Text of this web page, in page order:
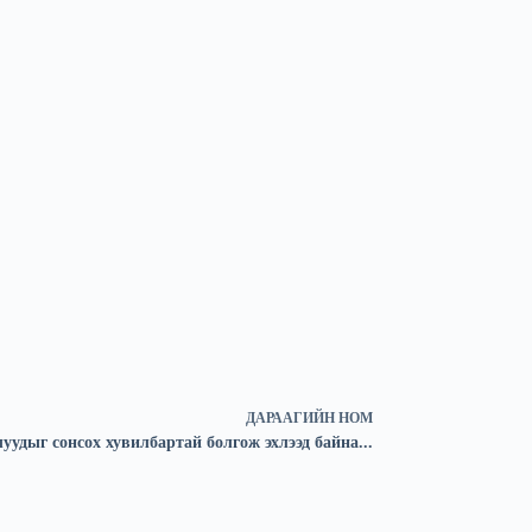
ДАРААГИЙН НОМ
сонсох хувилбартай болгож эхлээд байна...